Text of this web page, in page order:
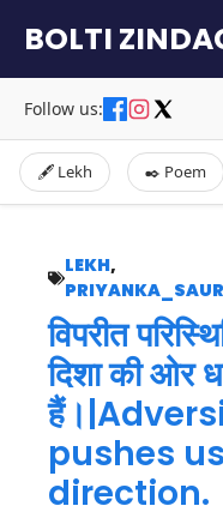
content
BOLTI
Follow us:
🖋️ Lekh ✒️ Poem
LEKH,
विपरीत
दिशा की ओर
pushes
direction.